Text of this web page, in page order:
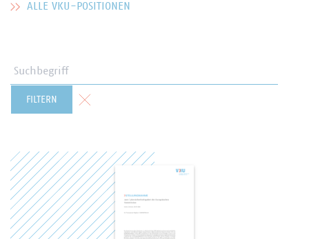
MEHR ZU AKTUELLE POSITIONEN UND STELLUNGNAHMEN
ALLE VKU-POSITIONEN
FILTERN Formular zurücksetzen